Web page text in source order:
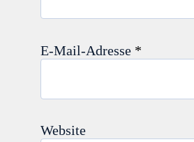
E-Mail-Adresse *
Website